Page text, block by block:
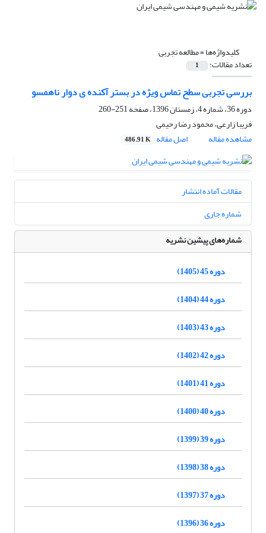
کلیدواژه‌ها =مطالعه تجربی
تعداد مقالات: 1
بررسی تجربی سطح تماس ویژه در بستر آکنده ی دوار ناهمسو
دوره 36، شماره 4، زمستان 1396، صفحه
251-260
فریبا زارعی، محمود رضا رحیمی
مشاهده مقاله
اصل مقاله 486.91 K
مقالات آماده انتشار
شماره جاری
شماره‌های پیشین نشریه
دوره 45 (1405)
دوره 44 (1404)
دوره 43 (1403)
دوره 42 (1402)
دوره 41 (1401)
دوره 40 (1400)
دوره 39 (1399)
دوره 38 (1398)
دوره 37 (1397)
دوره 36 (1396)